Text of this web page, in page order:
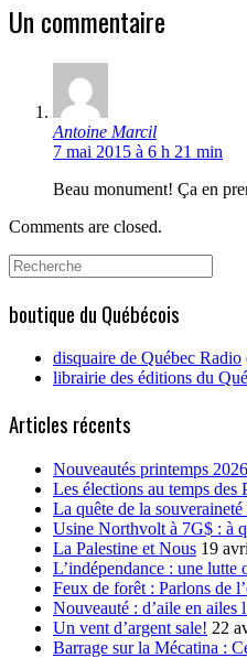
Un commentaire
Antoine Marcil
7 mai 2015 à 6 h 21 min
Beau monument! Ça en
Comments are closed.
Search
for:
boutique du Québécois
disquaire de Québec Radio
librairie des éditions du
Articles récents
Nouveautés printemps
Les élections au temps des
La quête de la
Usine Northvolt à 7G$ : à
La Palestine et Nous 19
L’indépendance : une lutte
Feux de forêt : Parlons de
Nouveauté : d’aile en ailes
Un vent d’argent sale! 22
Barrage sur la Mécatina :